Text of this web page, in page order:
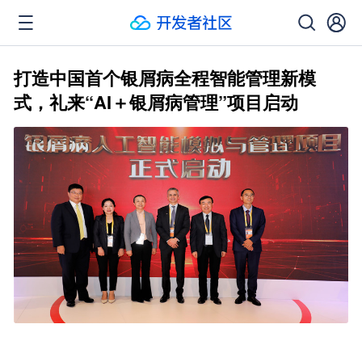
打造中国首个银屑病全程智能管理新模
式，礼来“AI＋银屑病管理”项目启动